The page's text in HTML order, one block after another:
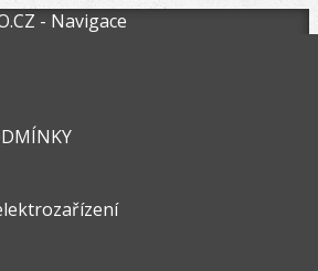
- Navigace
0ks zboží.
» Elektrické
+ smýkadlo 20mm, R75